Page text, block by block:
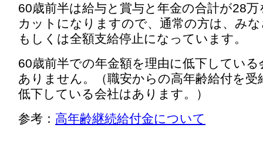
60歳前半は給与と賞与と年金の合計が28
カットになりますので、通常の方は、み
もしくは全額支給停止になっています。
60歳前半での年金額を理由に低下してい
ありません。（職安からの高年齢給付を受
低下している会社はあります。）
参考： 高年齢継続給付金について